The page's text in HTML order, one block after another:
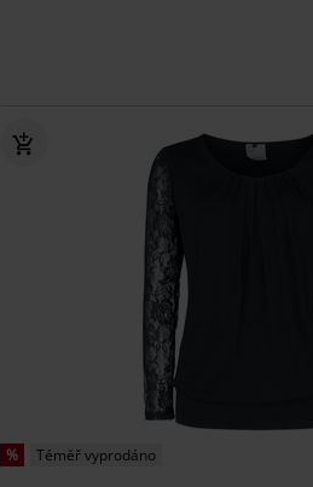
% Téměř vyprodáno